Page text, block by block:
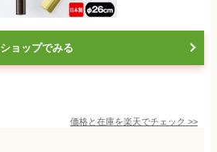
ショップでみる
価格と在庫を楽天でチェック >>